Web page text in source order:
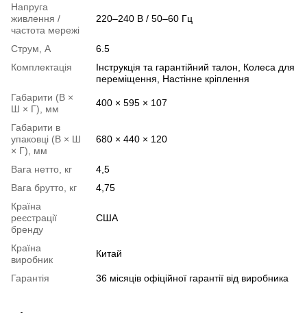
Напруга
живлення /
частота мережі
220–240 В / 50–60 Гц
Струм, А
6.5
Комплектація
Інструкція та гарантійний талон, Колеса для
переміщення, Настінне кріплення
Габарити (В ×
Ш × Г), мм
400 × 595 × 107
Габарити в
упаковці (В × Ш
× Г), мм
680 × 440 × 120
Вага нетто, кг
4,5
Вага брутто, кг
4,75
Країна
реєстрації
бренду
США
Країна
виробник
Китай
Гарантія 36 місяців офіційної гарантії від виробника